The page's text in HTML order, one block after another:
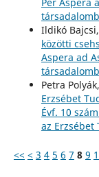
Ildikó Bajcsi,
közötti
Aspera ad
Petra Polyák,
Erzsébet
Évf. 10
az Erzsébet
<< < 3 4 5 6 7 8 9